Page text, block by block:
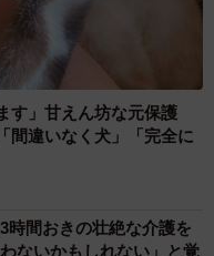
す」甘えん坊な元保護
違いなく犬」「完全に
時間おきの壮絶な介護を
ないかもしれない」と覚